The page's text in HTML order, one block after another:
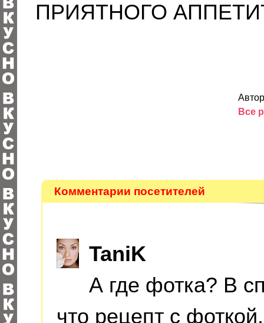
ПРИЯТНОГО
Все
Комментарии посетителей
TaniK
А где фотка? В
что рецепт с